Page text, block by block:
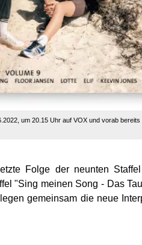
um 20.15 Uhr auf VOX und vorab bereits
Folge der neunten
"Sing meinen Song - Das
gemeinsam die neue